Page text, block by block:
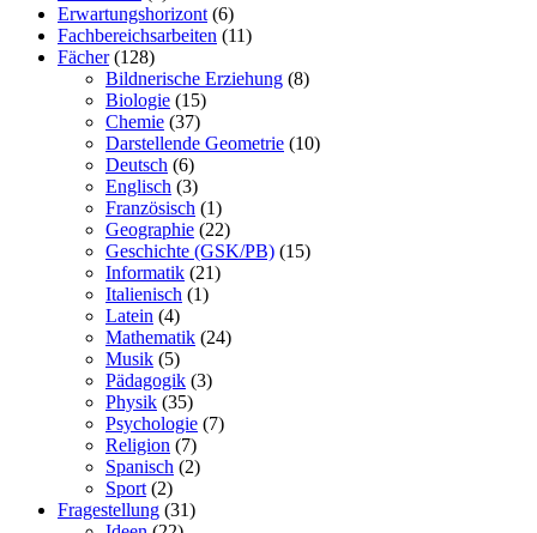
Erwartungshorizont (6)
Fachbereichsarbeiten (11)
Fächer(128)
Bildnerische Erziehung (8)
Biologie (15)
Chemie (37)
Darstellende Geometrie (10)
Deutsch (6)
Englisch (3)
Französisch (1)
Geographie (22)
Geschichte (GSK/PB) (15)
Informatik (21)
Italienisch (1)
Latein (4)
Mathematik (24)
Musik (5)
Pädagogik (3)
Physik (35)
Psychologie (7)
Religion (7)
Spanisch (2)
Sport (2)
Fragestellung (31)